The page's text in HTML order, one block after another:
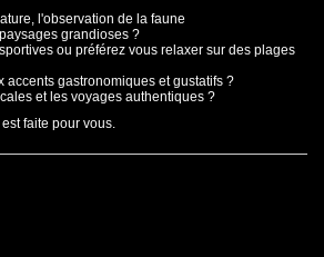
l'observation de la faune
grandioses ?
ou préférez vous relaxer sur des plages
accents gastronomiques et gustatifs ?
et les voyages authentiques ?
faite pour vous.